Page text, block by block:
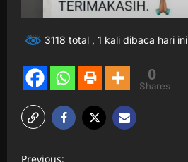
3118 total , 1 kali dibaca hari ini
0
Shares
Previous: